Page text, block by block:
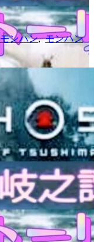
モンハン,モンハン